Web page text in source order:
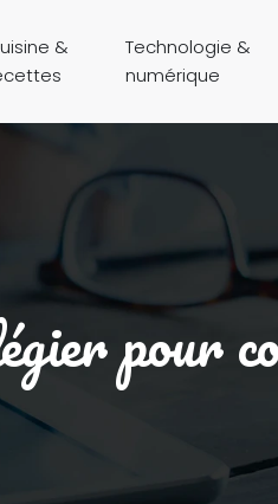
&
Technologie &
numérique
pour